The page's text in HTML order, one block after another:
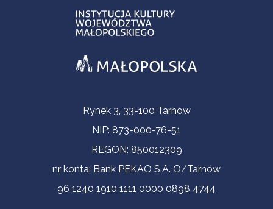
Informacje kontaktoweRynek 3, 33-100 Tarnów
NIP: 873-000-76-51
REGON: 850012309
nr konta: Bank PEKAO S.A. O/Tarnów
96 1240 1910 1111 0000 0898 4744